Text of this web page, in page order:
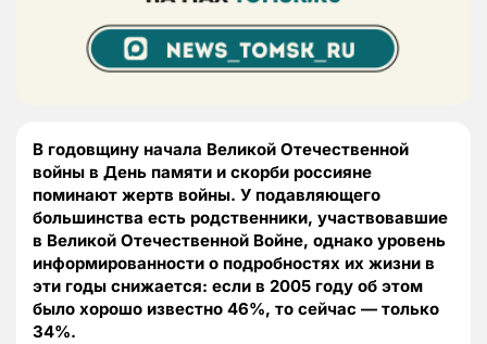
В годовщину начала Великой Отечественной
войны в День памяти и скорби россияне
поминают жертв войны. У подавляющего
большинства есть родственники, участвовавшие
в Великой Отечественной Войне, однако уровень
информированности о подробностях их жизни в
эти годы снижается: если в 2005 году об этом
было хорошо известно 46%, то сейчас — только
34%.